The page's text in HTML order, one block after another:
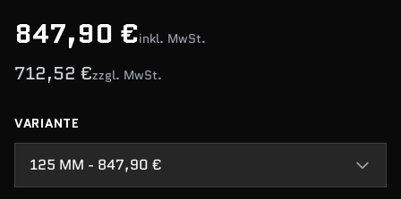
847,90 €inkl. MwSt.
712,52 €zzgl. MwSt.
VARIANTE
125 MM - 847,90 €